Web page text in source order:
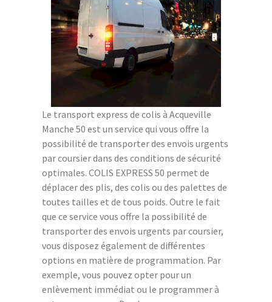
Le transport express de colis à Acqueville
Manche 50 est un service qui vous offre la
possibilité de transporter des envois urgents
par coursier dans des conditions de sécurité
optimales. COLIS EXPRESS 50 permet de
déplacer des plis, des colis ou des palettes de
toutes tailles et de tous poids. Outre le fait
que ce service vous offre la possibilité de
transporter des envois urgents par coursier,
vous disposez également de différentes
options en matière de programmation. Par
exemple, vous pouvez opter pour un
enlèvement immédiat ou le programmer à